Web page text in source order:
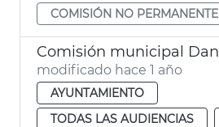
COMISIÓN NO PERMANENTE
modificado hace 1 año
AYUNTAMIENTO
TODAS LAS AUDIENCIAS